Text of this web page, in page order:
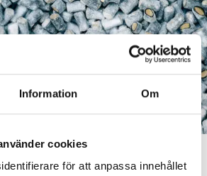
Information Om
cookies
för att anpassa innehållet